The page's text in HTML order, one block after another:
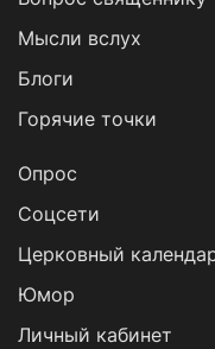
Мысли вслух
Блоги
Горячие точки
Опрос
Cоцсети
Церковный
Юмор
Личный кабинет